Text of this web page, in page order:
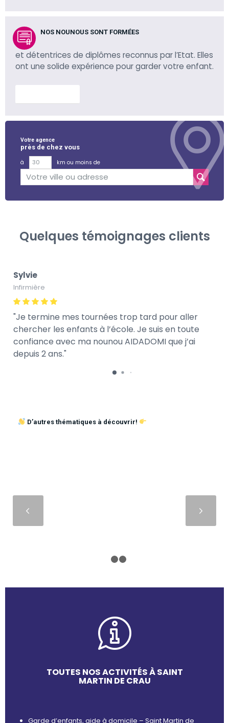
NOS NOUNOUS SONT FORMÉES
et détentrices de diplômes reconnus par l’Etat. Elles
ont une solide expérience pour garder votre enfant.
Votre agence
près de chez vous
à
km ou moins de
Quelques témoignages clients
Sylvie
Infirmière
Je termine mes tournées trop tard pour aller
chercher les enfants à l’école. Je suis en toute
confiance avec ma nounou AIDADOMI que j’ai
depuis 2 ans.
D’autres thématiques à découvrir!
TOUTES NOS ACTIVITÉS À SAINT
MARTIN DE CRAU
Garde d’enfants, aide à domicile – Saint Martin de